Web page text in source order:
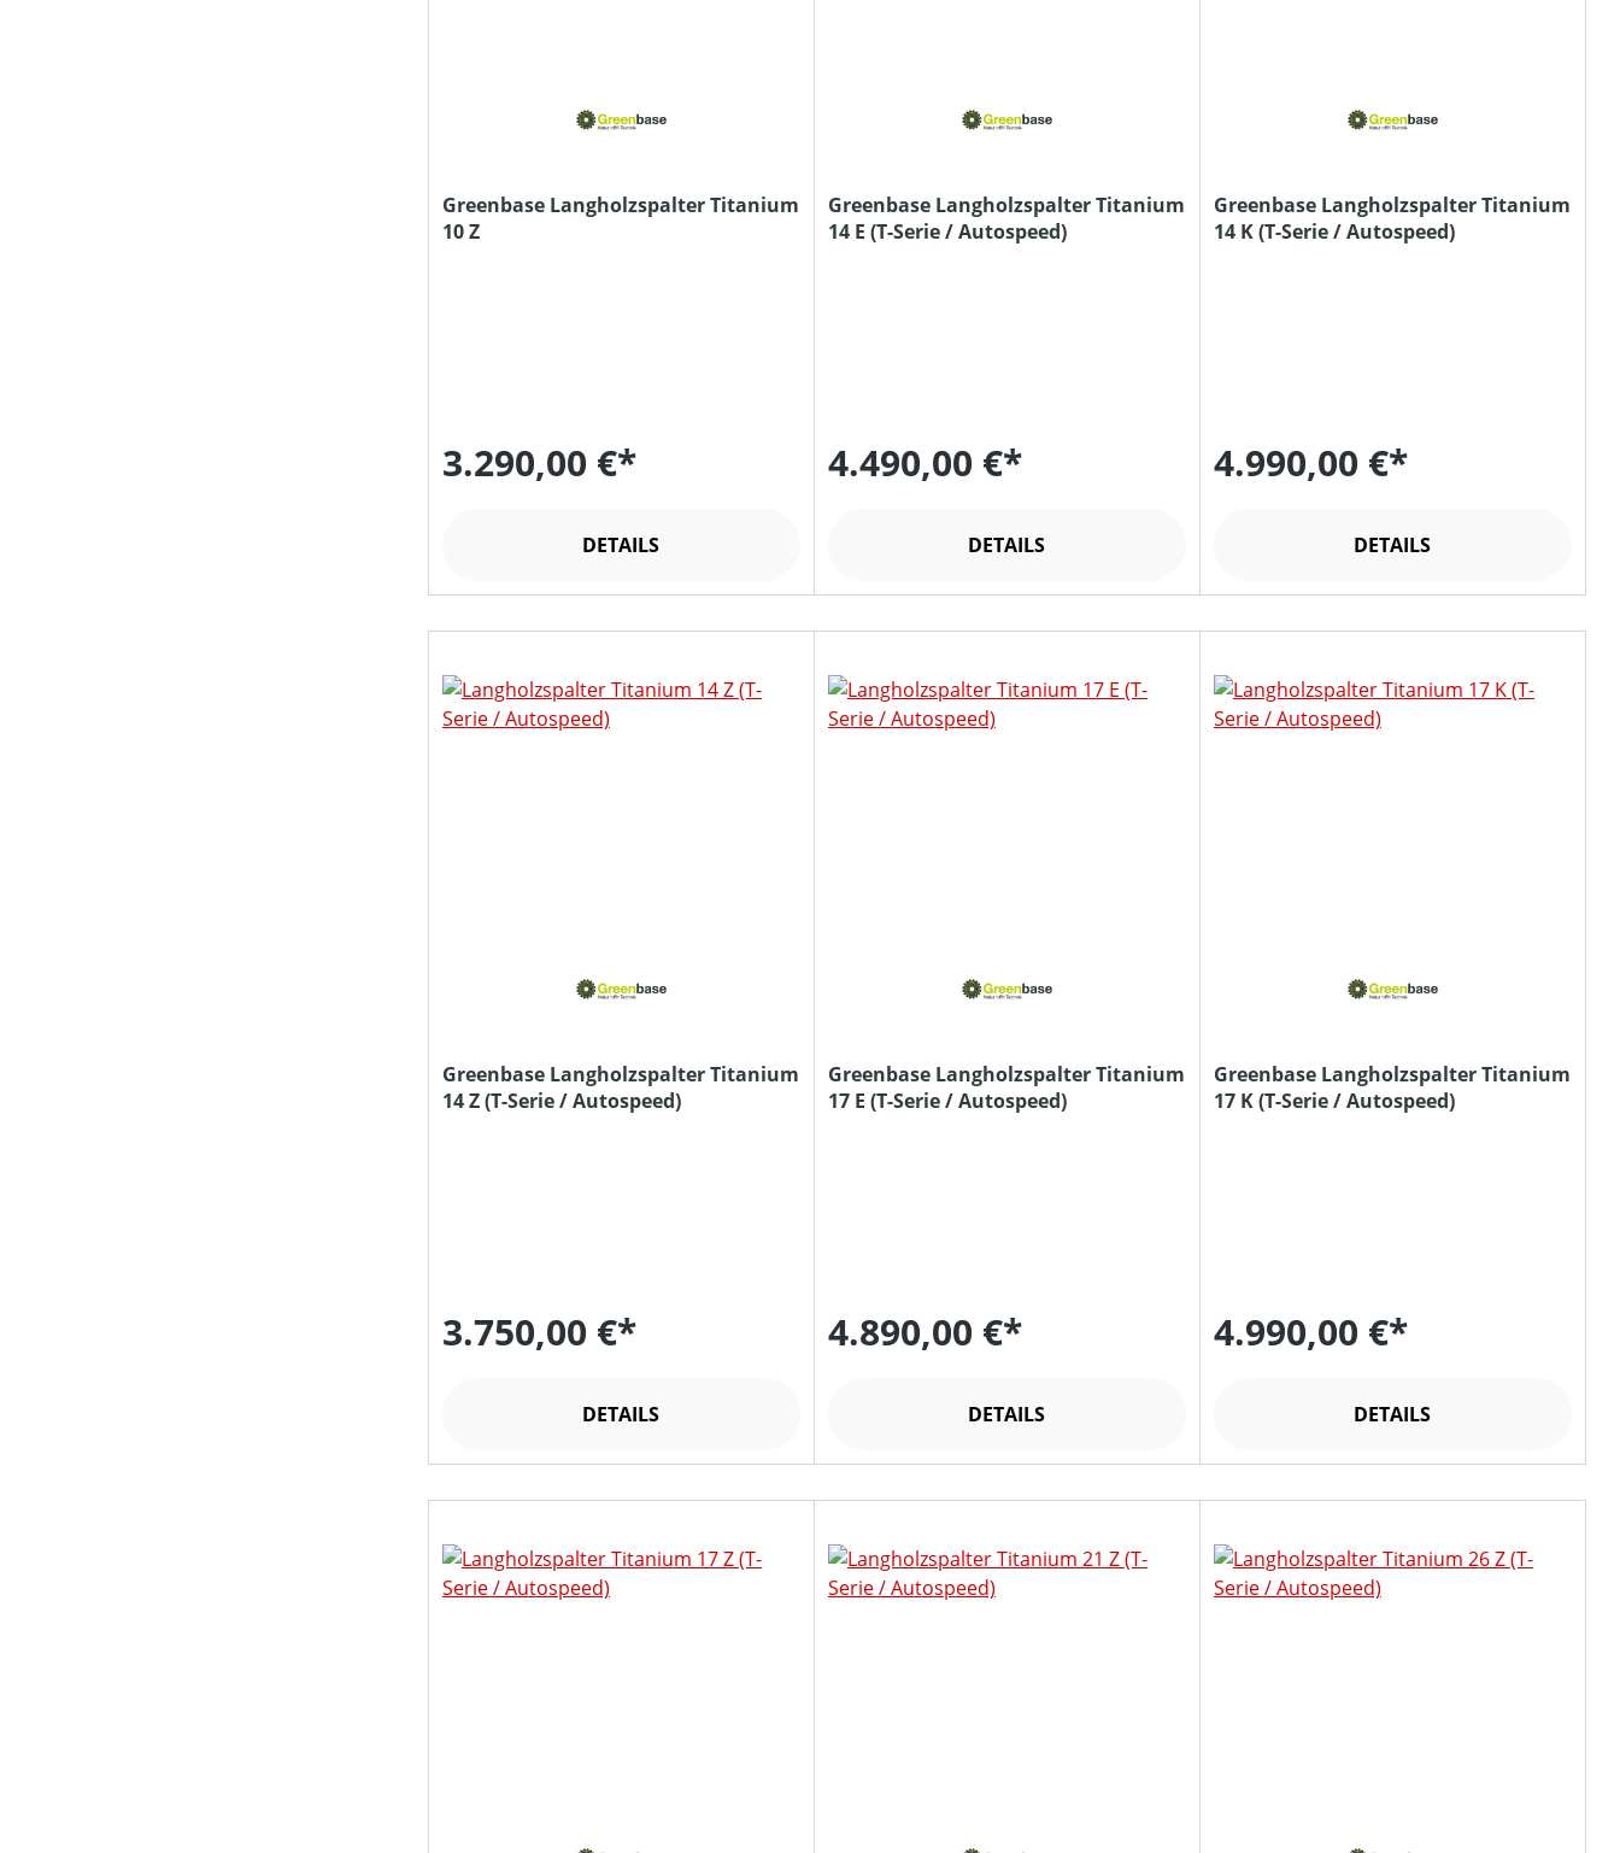
Greenbase Langholzspalter Titanium
10 Z
3.290,00 €*
DETAILS
Greenbase Langholzspalter Titanium
14 E (T-Serie / Autospeed)
4.490,00 €*
DETAILS
Greenbase Langholzspalter Titanium
14 K (T-Serie / Autospeed)
4.990,00 €*
DETAILS
Greenbase Langholzspalter Titanium
14 Z (T-Serie / Autospeed)
3.750,00 €*
DETAILS
Greenbase Langholzspalter Titanium
17 E (T-Serie / Autospeed)
4.890,00 €*
DETAILS
Greenbase Langholzspalter Titanium
17 K (T-Serie / Autospeed)
4.990,00 €*
DETAILS